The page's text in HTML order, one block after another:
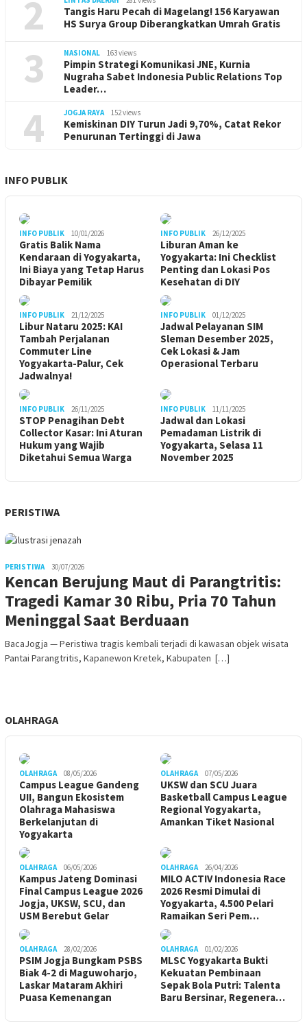
2
Tangis Haru Pecah di Magelang! 156 Karyawan
HS Surya Group Diberangkatkan Umrah Gratis
3 NASIONAL 163 views
Pimpin Strategi Komunikasi JNE, Kurnia
Nugraha Sabet Indonesia Public Relations Top
Leader…
4 JOGJA RAYA 152 views
Kemiskinan DIY Turun Jadi 9,70%, Catat Rekor
Penurunan Tertinggi di Jawa
INFO PUBLIK
INFO PUBLIK 10/01/2026
Gratis Balik Nama
Kendaraan di Yogyakarta,
Ini Biaya yang Tetap Harus
Dibayar Pemilik
INFO PUBLIK 26/12/2025
Liburan Aman ke
Yogyakarta: Ini Checklist
Penting dan Lokasi Pos
Kesehatan di DIY
INFO PUBLIK 21/12/2025
Libur Nataru 2025: KAI
Tambah Perjalanan
Commuter Line
Yogyakarta-Palur, Cek
Jadwalnya!
INFO PUBLIK 01/12/2025
Jadwal Pelayanan SIM
Sleman Desember 2025,
Cek Lokasi & Jam
Operasional Terbaru
INFO PUBLIK 26/11/2025
STOP Penagihan Debt
Collector Kasar: Ini Aturan
Hukum yang Wajib
Diketahui Semua Warga
INFO PUBLIK 11/11/2025
Jadwal dan Lokasi
Pemadaman Listrik di
Yogyakarta, Selasa 11
November 2025
PERISTIWA
PERISTIWA 30/07/2026
Kencan Berujung Maut di Parangtritis:
Tragedi Kamar 30 Ribu, Pria 70 Tahun
Meninggal Saat Berduaan
BacaJogja — Peristiwa tragis kembali terjadi di kawasan objek wisata
Pantai Parangtritis, Kapanewon Kretek, Kabupaten […]
OLAHRAGA
OLAHRAGA 08/05/2026
Campus League Gandeng
UII, Bangun Ekosistem
Olahraga Mahasiswa
Berkelanjutan di
Yogyakarta
OLAHRAGA 07/05/2026
UKSW dan SCU Juara
Basketball Campus League
Regional Yogyakarta,
Amankan Tiket Nasional
OLAHRAGA 06/05/2026
Kampus Jateng Dominasi
Final Campus League 2026
Jogja, UKSW, SCU, dan
USM Berebut Gelar
OLAHRAGA 26/04/2026
MILO ACTIV Indonesia Race
2026 Resmi Dimulai di
Yogyakarta, 4.500 Pelari
Ramaikan Seri Pem…
OLAHRAGA 28/02/2026
PSIM Jogja Bungkam PSBS
Biak 4-2 di Maguwoharjo,
Laskar Mataram Akhiri
Puasa Kemenangan
OLAHRAGA 01/02/2026
MLSC Yogyakarta Bukti
Kekuatan Pembinaan
Sepak Bola Putri: Talenta
Baru Bersinar, Regenera…